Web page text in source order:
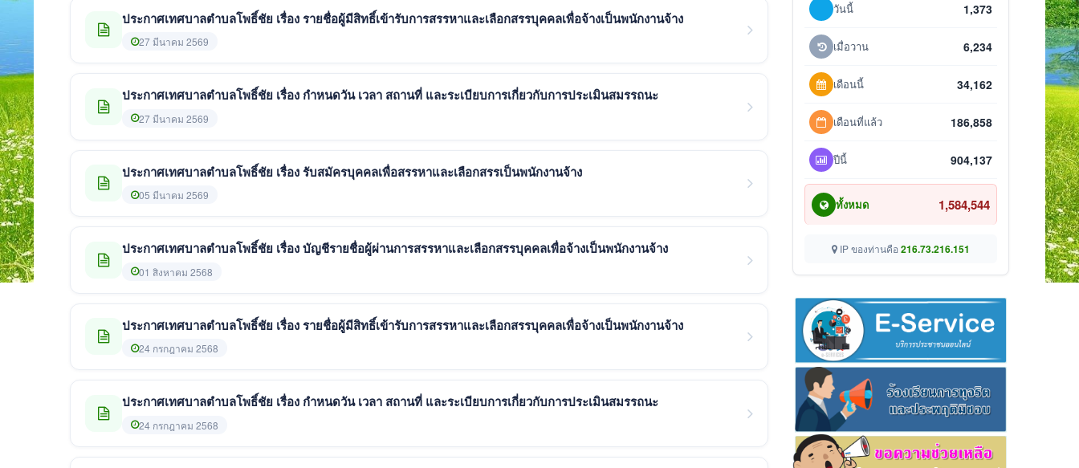
ประกาศเทศบาลตำบลโพธิ์ชัย เรื่อง รายชื่อผู้มีสิทธิ์เข้ารับการสรรหาและเลือกสรรบุคคลเพื่อจ้างเป็นพนักงานจ้าง
27 มีนาคม 2569
ประกาศเทศบาลตำบลโพธิ์ชัย เรื่อง กำหนดวัน เวลา สถานที่ และระเบียบการเกี่ยวกับการประเมินสมรรถนะ
27 มีนาคม 2569
ประกาศเทศบาลตำบลโพธิ์ชัย เรื่อง รับสมัครบุคคลเพื่อสรรหาและเลือกสรรเป็นพนักงานจ้าง
05 มีนาคม 2569
ประกาศเทศบาลตำบลโพธิ์ชัย เรื่อง บัญชีรายชื่อผู้ผ่านการสรรหาและเลือกสรรบุคคลเพื่อจ้างเป็นพนักงานจ้าง
01 สิงหาคม 2568
ประกาศเทศบาลตำบลโพธิ์ชัย เรื่อง รายชื่อผู้มีสิทธิ์เข้ารับการสรรหาและเลือกสรรบุคคลเพื่อจ้างเป็นพนักงานจ้าง
24 กรกฎาคม 2568
ประกาศเทศบาลตำบลโพธิ์ชัย เรื่อง กำหนดวัน เวลา สถานที่ และระเบียบการเกี่ยวกับการประเมินสมรรถนะ
24 กรกฎาคม 2568
วันนี้ 1,373
เมื่อวาน 6,234
เดือนนี้ 34,162
เดือนที่แล้ว 186,858
ปีนี้ 904,137
ทั้งหมด 1,584,544
IP ของท่านคือ 216.73.216.151